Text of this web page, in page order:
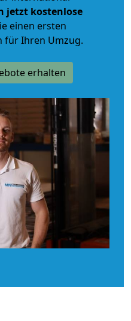
jetzt kostenlose
einen ersten
für Ihren Umzug.
erhalten